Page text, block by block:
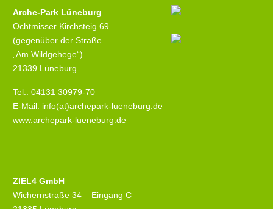
Arche-Park Lüneburg
Ochtmisser Kirchsteig 69
(gegenüber der Straße
„Am Wildgehege“)
21339 Lüneburg
Tel.: 04131 30979-70
E-Mail: info(at)archepark-lueneburg.de
www.archepark-lueneburg.de
ZIEL4 GmbH
Wichernstraße 34 – Eingang C